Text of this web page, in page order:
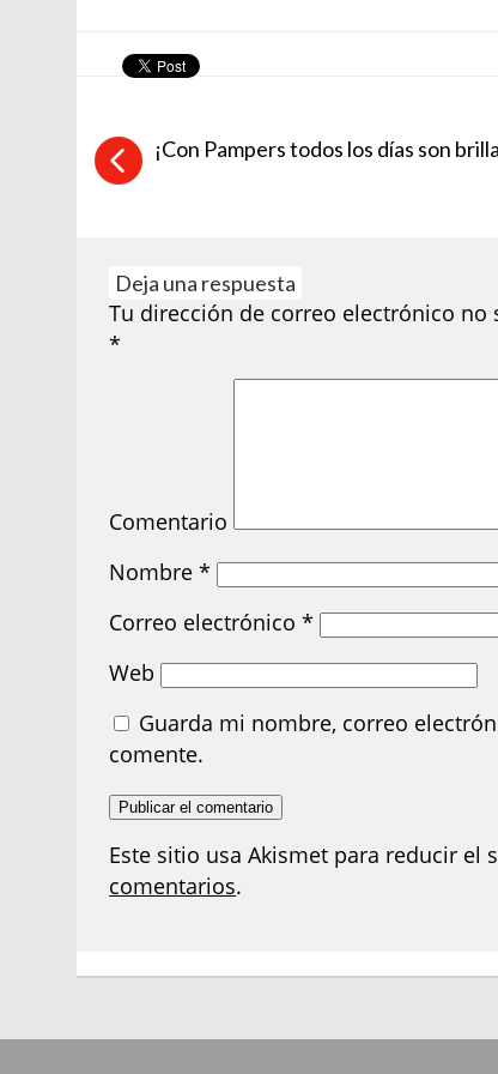
¡Con Pampers todos los días son
Deja una respuesta
Tu dirección de correo electrónico no
*
Comentario
Nombre*
Correo electrónico*
Web
Guarda mi nombre, correo
comente.
Este sitio usa Akismet para reducir el
comentarios.